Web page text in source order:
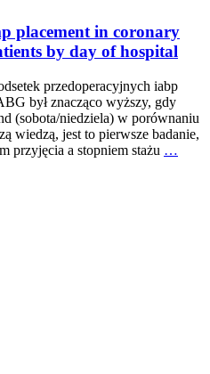
placement in coronary
by day of hospital
przedoperacyjnych iabp
był znacząco wyższy, gdy
(sobota/niedziela) w porównaniu
wiedzą, jest to pierwsze badanie,
przyjęcia a stopniem stażu …